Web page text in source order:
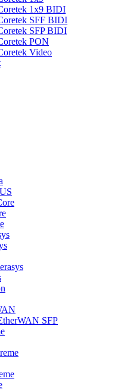
1x9 BIDI
SFF BIDI
SFP BIDI
PON
Video
SFP